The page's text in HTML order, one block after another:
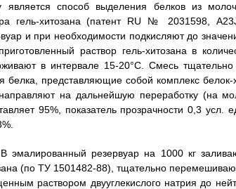
способ выделения белков из
гель-хитозана (патент RU № 2031598,
и при необходимости подкисляют до
раствор гель-хитозана в
в интервале 15-20°С. Смесь
представляющие собой комплекс белок-
на дальнейшую переработку (на
95%, показатель прозрачности 0,3 усл.
эмалированный резервуар на 1000 кг
(по ТУ 1501482-88), тщательно
раствором двууглекислого натрия до